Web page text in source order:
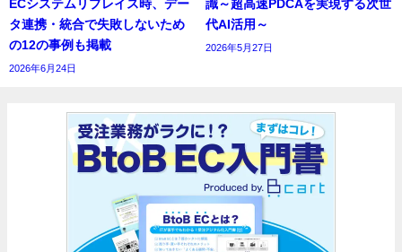
ECシステムリプレイス時、デー
タ連携・統合で失敗しないため
の12の事例も掲載
2026年6月24日
識～超高速PDCAを実現する次世
代AI活用～
2026年5月27日